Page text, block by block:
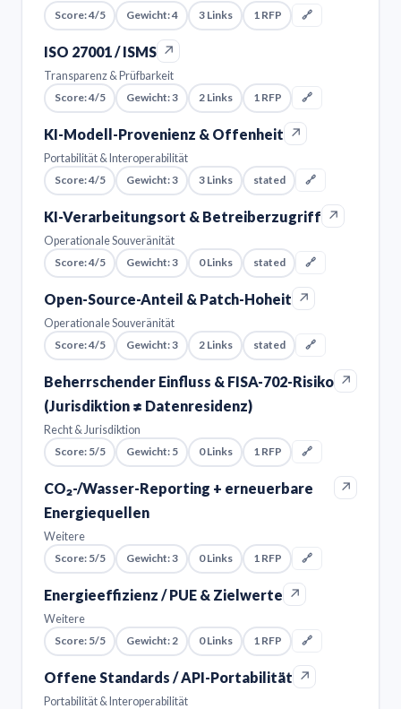
Score: 4/5 Gewicht: 4 3 Links 1 RFP 🔗
ISO 27001 / ISMS ↗
Transparenz & Prüfbarkeit
Score: 4/5
Gewicht: 3 2 Links 1 RFP 🔗
KI-Modell-Provenienz & Offenheit ↗
Portabilität & Interoperabilität
Score: 4/5
Gewicht: 3 3 Links stated 🔗
KI-Verarbeitungsort & Betreiberzugriff ↗
Operationale Souveränität
Score: 4/5
Gewicht: 3 0 Links stated 🔗
Open-Source-Anteil & Patch-Hoheit ↗
Operationale Souveränität
Score: 4/5
Gewicht: 3 2 Links stated 🔗
Beherrschender Einfluss & FISA-702-Risiko
(Jurisdiktion ≠ Datenresidenz)
↗
Recht & Jurisdiktion
Score: 5/5
Gewicht: 5 0 Links 1 RFP 🔗
CO₂-/Wasser-Reporting + erneuerbare
Energiequellen
↗
Weitere
Score: 5/5
Gewicht: 3 0 Links 1 RFP 🔗
Energieeffizienz / PUE & Zielwerte ↗
Weitere
Score: 5/5
Gewicht: 2 0 Links 1 RFP 🔗
Offene Standards / API-Portabilität ↗
Portabilität & Interoperabilität